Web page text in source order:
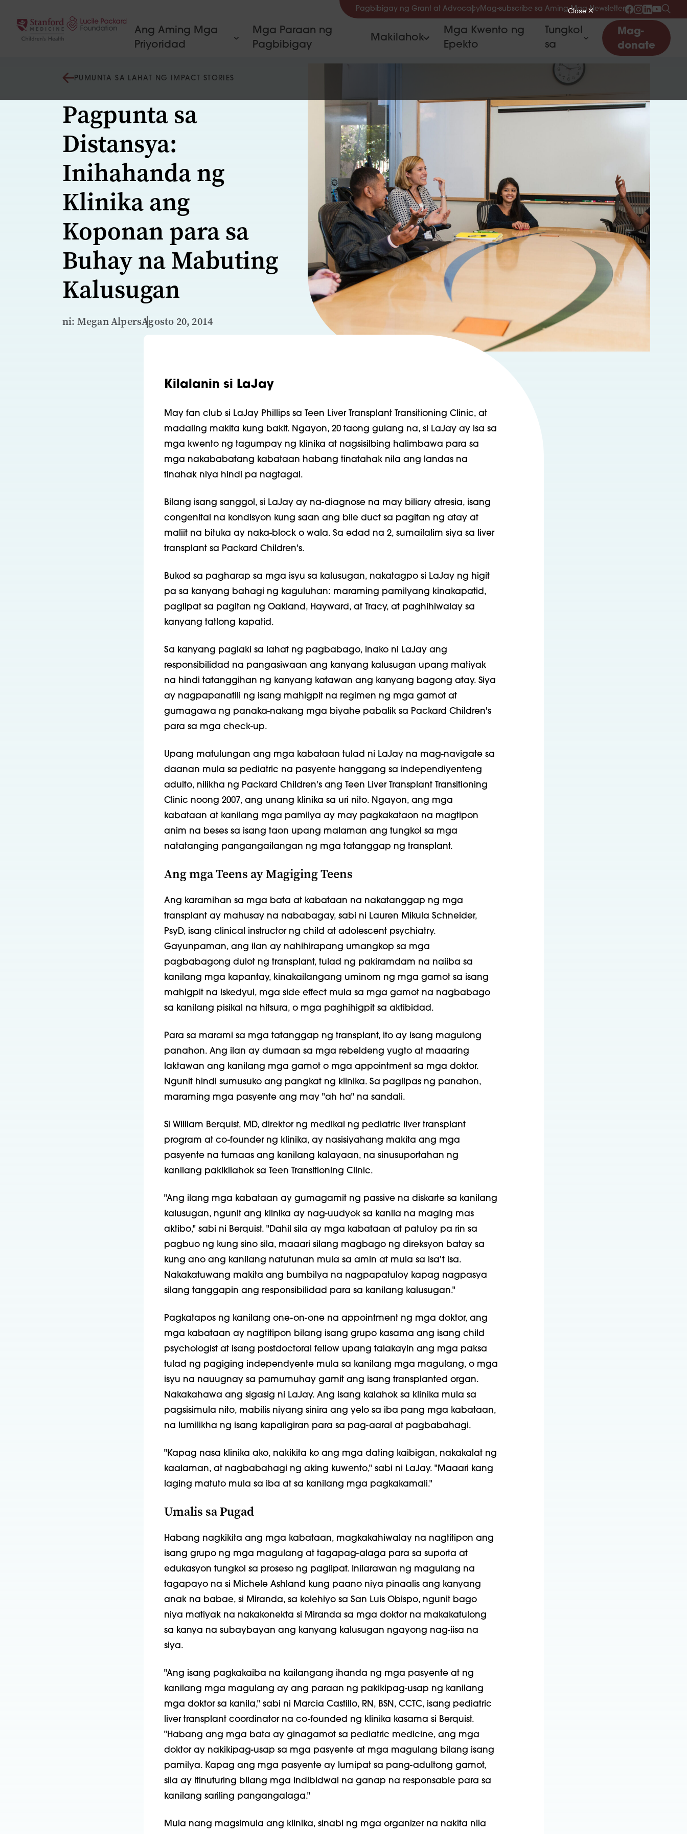
Pagbibigay ng Grant at AdvocacyMag-subscribe sa Aming Mga Newsletter
Ang Aming Mga
Priyoridad
Mga Paraan ng
Pagbibigay
Makilahok
Mga Kwento ng
Epekto
Tungkol
sa
Mag-
donate
PUMUNTA SA LAHAT NG IMPACT STORIES
Pagpunta sa
Distansya:
Inihahanda ng
Klinika ang
Koponan para sa
Buhay na Mabuting
Kalusugan
ni: Megan AlpersAgosto 20, 2014
Kilalanin si LaJay
May fan club si LaJay Phillips sa Teen Liver Transplant Transitioning Clinic, at
madaling makita kung bakit. Ngayon, 20 taong gulang na, si LaJay ay isa sa
mga kwento ng tagumpay ng klinika at nagsisilbing halimbawa para sa
mga nakababatang kabataan habang tinatahak nila ang landas na
tinahak niya hindi pa nagtagal.
Bilang isang sanggol, si LaJay ay na-diagnose na may biliary atresia, isang
congenital na kondisyon kung saan ang bile duct sa pagitan ng atay at
maliit na bituka ay naka-block o wala. Sa edad na 2, sumailalim siya sa liver
transplant sa Packard Children's.
Bukod sa pagharap sa mga isyu sa kalusugan, nakatagpo si LaJay ng higit
pa sa kanyang bahagi ng kaguluhan: maraming pamilyang kinakapatid,
paglipat sa pagitan ng Oakland, Hayward, at Tracy, at paghihiwalay sa
kanyang tatlong kapatid.
Sa kanyang paglaki sa lahat ng pagbabago, inako ni LaJay ang
responsibilidad na pangasiwaan ang kanyang kalusugan upang matiyak
na hindi tatanggihan ng kanyang katawan ang kanyang bagong atay. Siya
ay nagpapanatili ng isang mahigpit na regimen ng mga gamot at
gumagawa ng panaka-nakang mga biyahe pabalik sa Packard Children's
para sa mga check-up.
Upang matulungan ang mga kabataan tulad ni LaJay na mag-navigate sa
daanan mula sa pediatric na pasyente hanggang sa independiyenteng
adulto, nilikha ng Packard Children's ang Teen Liver Transplant Transitioning
Clinic noong 2007, ang unang klinika sa uri nito. Ngayon, ang mga
kabataan at kanilang mga pamilya ay may pagkakataon na magtipon
anim na beses sa isang taon upang malaman ang tungkol sa mga
natatanging pangangailangan ng mga tatanggap ng transplant.
Ang mga Teens ay Magiging Teens
Ang karamihan sa mga bata at kabataan na nakatanggap ng mga
transplant ay mahusay na nababagay, sabi ni Lauren Mikula Schneider,
PsyD, isang clinical instructor ng child at adolescent psychiatry.
Gayunpaman, ang ilan ay nahihirapang umangkop sa mga
pagbabagong dulot ng transplant, tulad ng pakiramdam na naiiba sa
kanilang mga kapantay, kinakailangang uminom ng mga gamot sa isang
mahigpit na iskedyul, mga side effect mula sa mga gamot na nagbabago
sa kanilang pisikal na hitsura, o mga paghihigpit sa aktibidad.
Para sa marami sa mga tatanggap ng transplant, ito ay isang magulong
panahon. Ang ilan ay dumaan sa mga rebeldeng yugto at maaaring
laktawan ang kanilang mga gamot o mga appointment sa mga doktor.
Ngunit hindi sumusuko ang pangkat ng klinika. Sa paglipas ng panahon,
maraming mga pasyente ang may "ah ha" na sandali.
Si William Berquist, MD, direktor ng medikal ng pediatric liver transplant
program at co-founder ng klinika, ay nasisiyahang makita ang mga
pasyente na tumaas ang kanilang kalayaan, na sinusuportahan ng
kanilang pakikilahok sa Teen Transitioning Clinic.
"Ang ilang mga kabataan ay gumagamit ng passive na diskarte sa kanilang
kalusugan, ngunit ang klinika ay nag-uudyok sa kanila na maging mas
aktibo," sabi ni Berquist. "Dahil sila ay mga kabataan at patuloy pa rin sa
pagbuo ng kung sino sila, maaari silang magbago ng direksyon batay sa
kung ano ang kanilang natutunan mula sa amin at mula sa isa't isa.
Nakakatuwang makita ang bumbilya na nagpapatuloy kapag nagpasya
silang tanggapin ang responsibilidad para sa kanilang kalusugan."
Pagkatapos ng kanilang one-on-one na appointment ng mga doktor, ang
mga kabataan ay nagtitipon bilang isang grupo kasama ang isang child
psychologist at isang postdoctoral fellow upang talakayin ang mga paksa
tulad ng pagiging independyente mula sa kanilang mga magulang, o mga
isyu na nauugnay sa pamumuhay gamit ang isang transplanted organ.
Nakakahawa ang sigasig ni LaJay. Ang isang kalahok sa klinika mula sa
pagsisimula nito, mabilis niyang sinira ang yelo sa iba pang mga kabataan,
na lumilikha ng isang kapaligiran para sa pag-aaral at pagbabahagi.
"Kapag nasa klinika ako, nakikita ko ang mga dating kaibigan, nakakalat ng
kaalaman, at nagbabahagi ng aking kuwento," sabi ni LaJay. "Maaari kang
laging matuto mula sa iba at sa kanilang mga pagkakamali."
Umalis sa Pugad
Habang nagkikita ang mga kabataan, magkakahiwalay na nagtitipon ang
isang grupo ng mga magulang at tagapag-alaga para sa suporta at
edukasyon tungkol sa proseso ng paglipat. Inilarawan ng magulang na
tagapayo na si Michele Ashland kung paano niya pinaalis ang kanyang
anak na babae, si Miranda, sa kolehiyo sa San Luis Obispo, ngunit bago
niya matiyak na nakakonekta si Miranda sa mga doktor na makakatulong
sa kanya na subaybayan ang kanyang kalusugan ngayong nag-iisa na
siya.
"Ang isang pagkakaiba na kailangang ihanda ng mga pasyente at ng
kanilang mga magulang ay ang paraan ng pakikipag-usap ng kanilang
mga doktor sa kanila," sabi ni Marcia Castillo, RN, BSN, CCTC, isang pediatric
liver transplant coordinator na co-founded ng klinika kasama si Berquist.
"Habang ang mga bata ay ginagamot sa pediatric medicine, ang mga
doktor ay nakikipag-usap sa mga pasyente at mga magulang bilang isang
pamilya. Kapag ang mga pasyente ay lumipat sa pang-adultong gamot,
sila ay itinuturing bilang mga indibidwal na ganap na responsable para sa
kanilang sariling pangangalaga."
Mula nang magsimula ang klinika, sinabi ng mga organizer na nakita nila